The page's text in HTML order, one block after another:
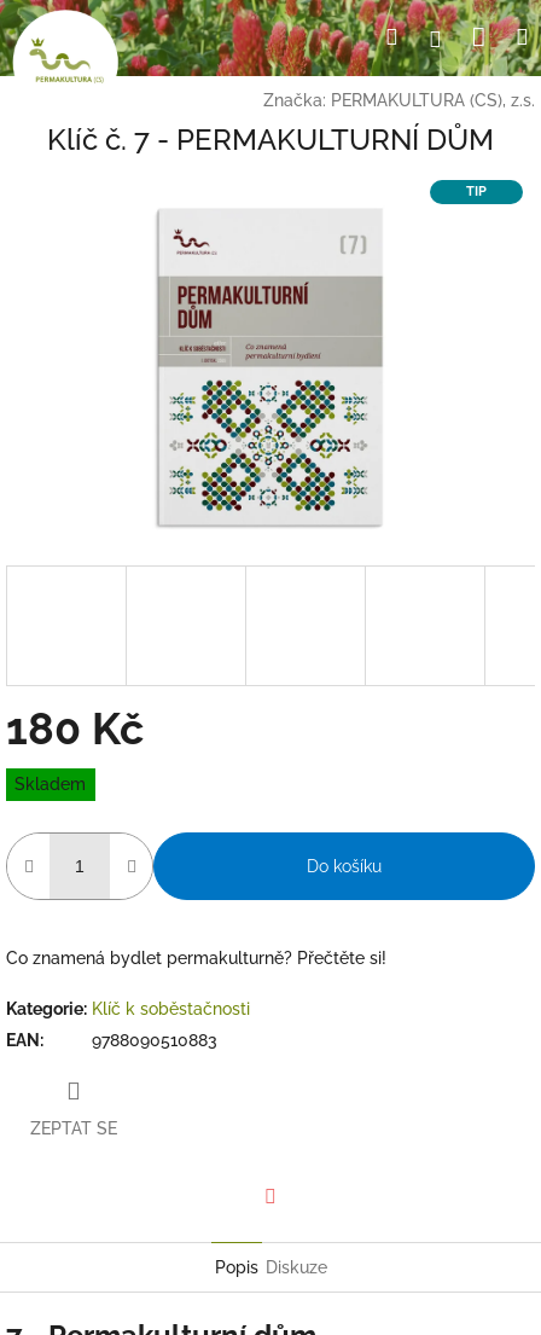
Přejít
na
obsah
HledatPřihlášení
Značka: PERMAKULTURA (CS), z.s.
Klíč č. 7 - PERMAKULTURNÍ DŮM
TIP
180 Kč
Měrná
cena:
Skladem
Do košíku
Co znamená bydlet permakulturně? Přečtěte si!
Kategorie: Klíč k soběstačnosti
EAN : 9788090510883
ZEPTAT SE
Popis Diskuze